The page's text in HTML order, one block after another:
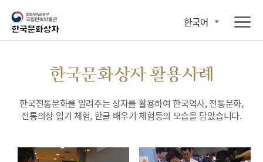
한국어
한국문화상자 활용사례
한국전통문화를 알려주는 상자를 활용하여 한국역사, 전통문화,
전통의상 입기 체험, 한글 배우기 체험등의 모습을 담았습니다.